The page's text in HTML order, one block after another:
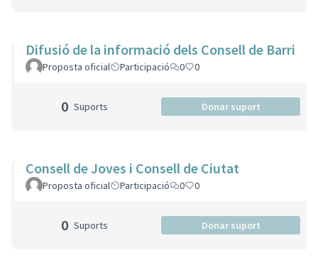
Difusió de la informació dels Consell de Barri
Proposta oficial Participació 0 0
0 Suports Donar suport
Consell de Joves i Consell de Ciutat
Proposta oficial Participació 0 0
0 Suports Donar suport